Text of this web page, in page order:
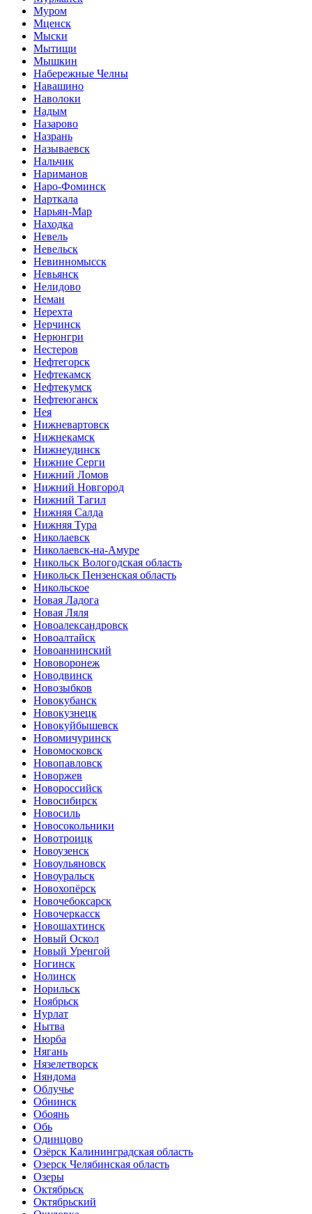
Муром
Мценск
Мыски
Мытищи
Мышкин
Набережные Челны
Навашино
Наволоки
Надым
Назарово
Назрань
Называевск
Нальчик
Нариманов
Наро-Фоминск
Нарткала
Нарьян-Мар
Находка
Невель
Невельск
Невинномысск
Невьянск
Нелидово
Неман
Нерехта
Нерчинск
Нерюнгри
Нестеров
Нефтегорск
Нефтекамск
Нефтекумск
Нефтеюганск
Нея
Нижневартовск
Нижнекамск
Нижнеудинск
Нижние Серги
Нижний Ломов
Нижний Новгород
Нижний Тагил
Нижняя Салда
Нижняя Тура
Николаевск
Николаевск-на-Амуре
Никольск Вологодская область
Никольск Пензенская область
Никольское
Новая Ладога
Новая Ляля
Новоалександровск
Новоалтайск
Новоаннинский
Нововоронеж
Новодвинск
Новозыбков
Новокубанск
Новокузнецк
Новокуйбышевск
Новомичуринск
Новомосковск
Новопавловск
Новоржев
Новороссийск
Новосибирск
Новосиль
Новосокольники
Новотроицк
Новоузенск
Новоульяновск
Новоуральск
Новохопёрск
Новочебоксарск
Новочеркасск
Новошахтинск
Новый Оскол
Новый Уренгой
Ногинск
Нолинск
Норильск
Ноябрьск
Нурлат
Нытва
Нюрба
Нягань
Нязелетворск
Няндома
Облучье
Обнинск
Обоянь
Обь
Одинцово
Озёрск Калининградская область
Озерск Челябинская область
Озеры
Октябрьск
Октябрьский